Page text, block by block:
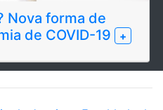
Nova forma de
de COVID-19
+